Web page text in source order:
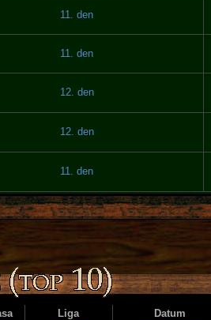
11. den
11. den
12. den
12. den
11. den
Liga Datum